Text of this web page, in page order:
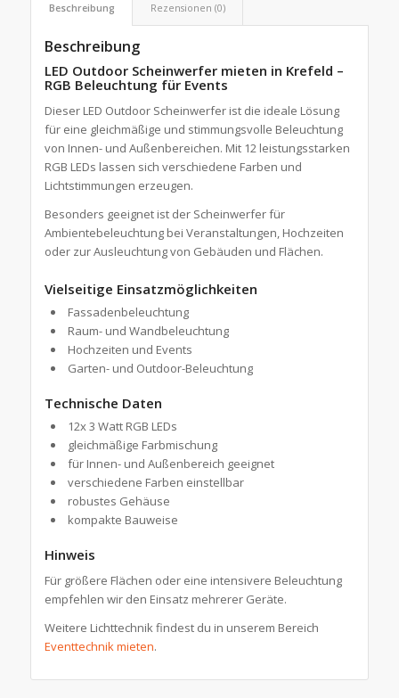
Beschreibung Rezensionen (0)
Beschreibung
LED Outdoor Scheinwerfer mieten in Krefeld –
RGB Beleuchtung für Events
Dieser LED Outdoor Scheinwerfer ist die ideale Lösung
für eine gleichmäßige und stimmungsvolle Beleuchtung
von Innen- und Außenbereichen. Mit 12 leistungsstarken
RGB LEDs lassen sich verschiedene Farben und
Lichtstimmungen erzeugen.
Besonders geeignet ist der Scheinwerfer für
Ambientebeleuchtung bei Veranstaltungen, Hochzeiten
oder zur Ausleuchtung von Gebäuden und Flächen.
Vielseitige Einsatzmöglichkeiten
Fassadenbeleuchtung
Raum- und Wandbeleuchtung
Hochzeiten und Events
Garten- und Outdoor-Beleuchtung
Technische Daten
12x 3 Watt RGB LEDs
gleichmäßige Farbmischung
für Innen- und Außenbereich geeignet
verschiedene Farben einstellbar
robustes Gehäuse
kompakte Bauweise
Hinweis
Für größere Flächen oder eine intensivere Beleuchtung
empfehlen wir den Einsatz mehrerer Geräte.
Weitere Lichttechnik findest du in unserem Bereich
Eventtechnik mieten.